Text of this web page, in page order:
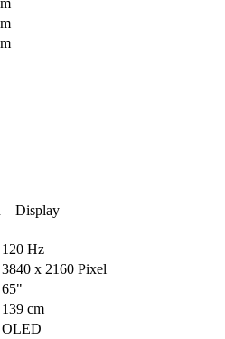
– Display
120 Hz
3840 x 2160 Pixel
65"
139 cm
OLED